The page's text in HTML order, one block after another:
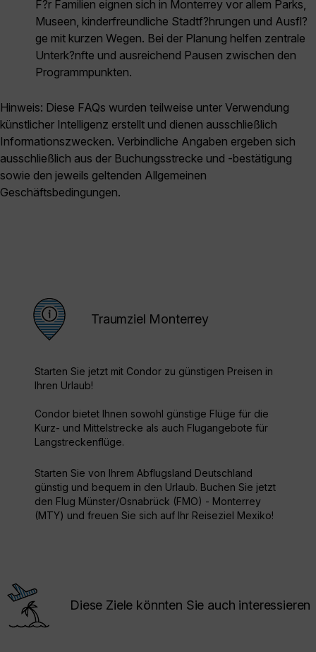
F?r Familien eignen sich in Monterrey vor allem Parks,
Museen, kinderfreundliche Stadtf?hrungen und Ausfl?
ge mit kurzen Wegen. Bei der Planung helfen zentrale
Unterk?nfte und ausreichend Pausen zwischen den
Programmpunkten.
Hinweis: Diese FAQs wurden teilweise unter Verwendung
künstlicher Intelligenz erstellt und dienen ausschließlich
Informationszwecken. Verbindliche Angaben ergeben sich
ausschließlich aus der Buchungsstrecke und -bestätigung
sowie den jeweils geltenden Allgemeinen
Geschäftsbedingungen.
Traumziel Monterrey
Starten Sie jetzt mit Condor zu günstigen Preisen in
Ihren Urlaub!
Condor bietet Ihnen sowohl günstige Flüge für die
Kurz- und Mittelstrecke als auch Flugangebote für
Langstreckenflüge.
Starten Sie von Ihrem Abflugsland Deutschland
günstig und bequem in den Urlaub. Buchen Sie jetzt
den Flug Münster/Osnabrück (FMO) - Monterrey
(MTY) und freuen Sie sich auf Ihr Reiseziel Mexiko!
Diese Ziele könnten Sie auch interessieren